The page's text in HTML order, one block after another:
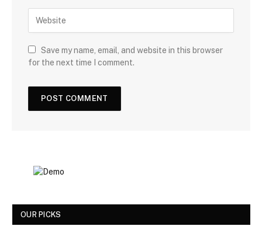
Save my name, email, and website in this browser
for the next time I comment.
OUR PICKS